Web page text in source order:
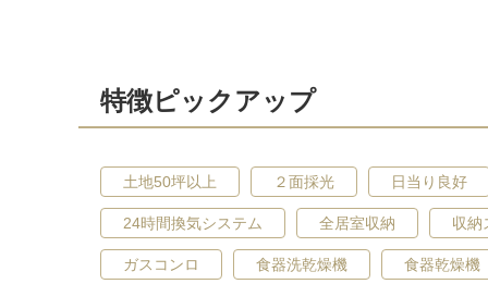
特徴ピックアップ
土地50坪以上 ２面採光 日当り良好
24時間換気システム 全居室収納 収納
ガスコンロ 食器洗乾燥機 食器乾燥機